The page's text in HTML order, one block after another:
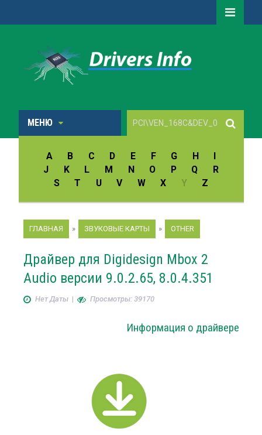
МЕНЮ
A B C D E F G H
I
J
K L M N O P Q
R
S
T U V W X Y Z
ГЛАВНАЯ » ЗВУКОВЫЕ КАРТЫ » OTHER
Драйвер для Digidesign Mbox 2
Audio версии 9.0.2.65, 8.0.4.351
Нет Даты| Просмотры: 39170
Информация о драйвере